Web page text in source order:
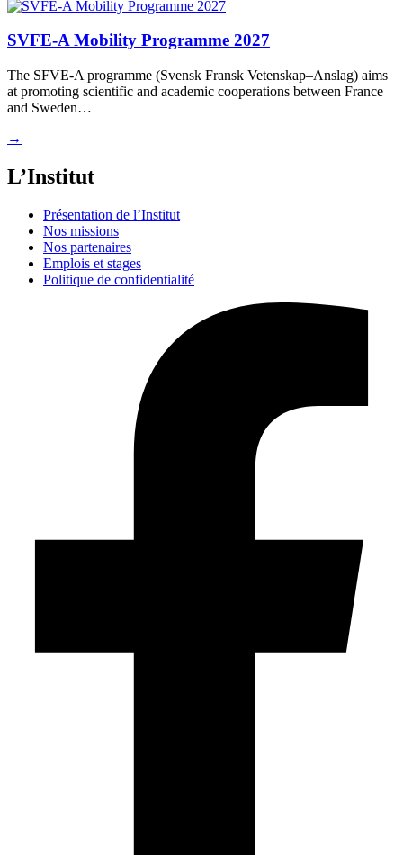
SVFE-A Mobility Programme 2027
The SFVE-A programme (Svensk Fransk Vetenskap–Anslag) aims
at promoting scientific and academic cooperations between France
and Sweden…
→
L’Institut
Présentation de l’Institut
Nos missions
Nos partenaires
Emplois et stages
Politique de confidentialité